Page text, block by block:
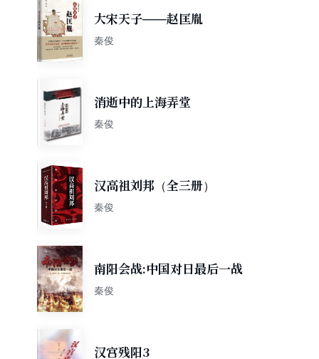
大宋天子——赵匡胤
秦俊
消逝中的上海弄堂
秦俊
汉高祖刘邦（全三册）
秦俊
南阳会战:中国对日最后一战
秦俊
汉宫残阳3